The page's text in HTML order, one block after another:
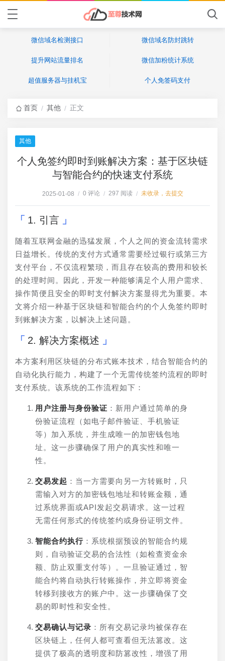
微信域名检测接口 微信域名防封跳转
提升网站流量排名 微信加粉统计系统
超值服务器与挂机宝 个人免签码支付
首页 / 其他 / 正文
其他
个人免签约即时到账解决方案：基于区块链
与智能合约的快速支付系统
2025-01-08 / 0 评论 / 297 阅读 / 未收录，去提交
1. 引言
随着互联网金融的迅猛发展，个人之间的资金流转需求
日益增长。传统的支付方式通常需要经过银行或第三方
支付平台，不仅流程繁琐，而且存在较高的费用和较长
的处理时间。因此，开发一种能够满足个人用户需求、
操作简便且安全的即时支付解决方案显得尤为重要。本
文将介绍一种基于区块链和智能合约的个人免签约即时
到账解决方案，以解决上述问题。
2. 解决方案概述
本方案利用区块链的分布式账本技术，结合智能合约的
自动化执行能力，构建了一个无需传统签约流程的即时
支付系统。该系统的工作流程如下：
用户注册与身份验证 ：新用户通过简单的身
份验证流程（如电子邮件验证、手机验证
等）加入系统，并生成唯一的加密钱包地
址。这一步骤确保了用户的真实性和唯一
性。
交易发起 ：当一方需要向另一方转账时，只
需输入对方的加密钱包地址和转账金额，通
过系统界面或API发起交易请求。这一过程
无需任何形式的传统签约或身份证明文件。
智能合约执行 ：系统根据预设的智能合约规
则，自动验证交易的合法性（如检查资金余
额、防止双重支付等）。一旦验证通过，智
能合约将自动执行转账操作，并立即将资金
转移到接收方的账户中。这一步骤确保了交
易的即时性和安全性。
交易确认与记录 ：所有交易记录均被保存在
区块链上，任何人都可查看但无法篡改。这
提供了极高的透明度和防篡改性，增强了用